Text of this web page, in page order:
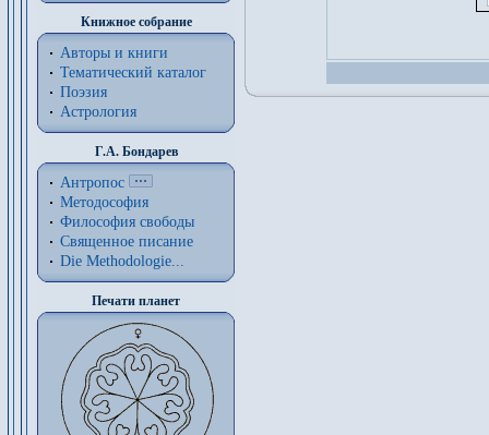
Книжное собрание
Авторы и книги
Тематический каталог
Поэзия
Астрология
Г.А. Бондарев
Антропос
Методософия
Философия cвободы
Священное писание
Die Methodologie...
Печати планет